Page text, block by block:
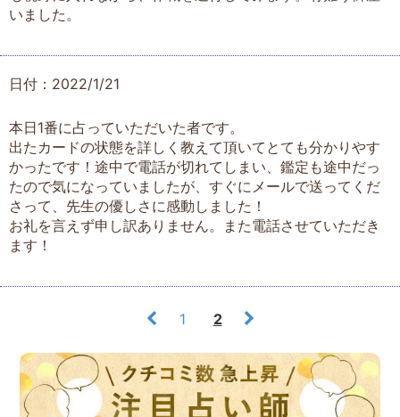
いました。
日付：2022/1/21
本日1番に占っていただいた者です。
出たカードの状態を詳しく教えて頂いてとても分かりやす
かったです！途中で電話が切れてしまい、鑑定も途中だっ
たので気になっていましたが、すぐにメールで送ってくだ
さって、先生の優しさに感動しました！
お礼を言えず申し訳ありません。また電話させていただき
ます！
1 2